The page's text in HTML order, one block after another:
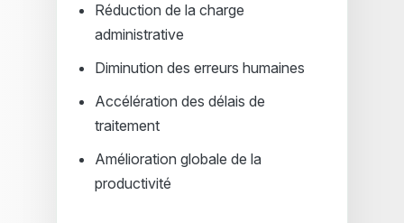
Réduction de la charge
administrative
Diminution des erreurs humaines
Accélération des délais de
traitement
Amélioration globale de la
productivité